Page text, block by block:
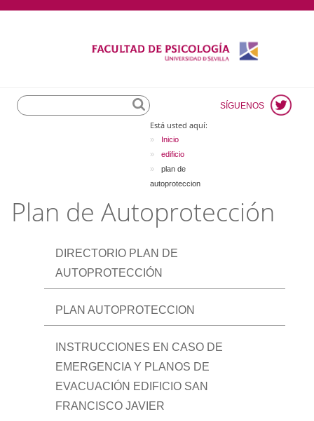
Search
SÍGUENOS
Está usted aquí:
Inicio
edificio
plan de
autoproteccion
Plan de Autoprotección
DIRECTORIO PLAN DE
AUTOPROTECCIÓN
PLAN AUTOPROTECCION
INSTRUCCIONES EN CASO DE
EMERGENCIA Y PLANOS DE
EVACUACIÓN EDIFICIO SAN
FRANCISCO JAVIER